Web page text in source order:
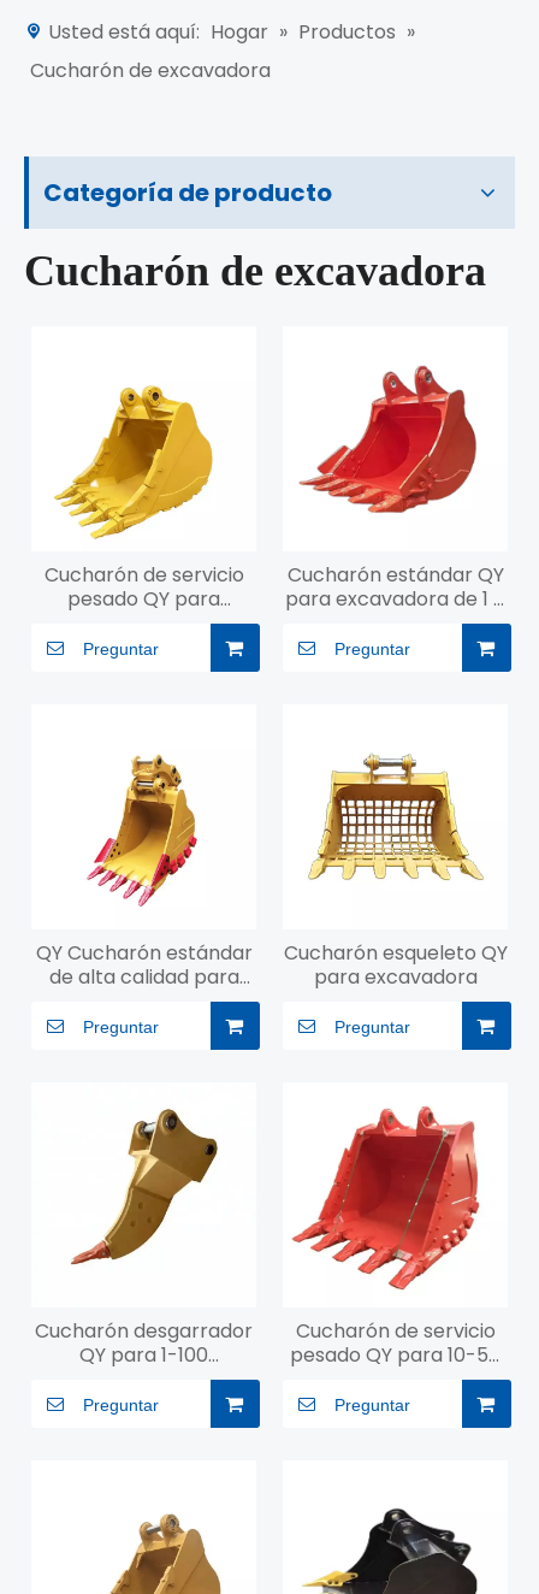
Usted está aquí: Hogar » Productos »
Cucharón de excavadora
Categoría de producto
Cucharón de excavadora
Cucharón de servicio
pesado QY para
excavadora de 10 a 50
toneladas
Preguntar
Cucharón estándar QY
para excavadora de 1 a
Preguntar
QY Cucharón estándar
de alta calidad para
excavadora de 1 a 30
toneladas
Preguntar
Cucharón esqueleto QY
para excavadora
Preguntar
Cucharón desgarrador
QY para 1-100
Preguntar
Cucharón de servicio
pesado QY para 10-50
Preguntar